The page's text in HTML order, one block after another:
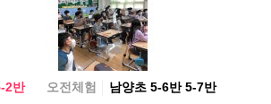
2반
오전체험
남양초 5-6반 5-7반